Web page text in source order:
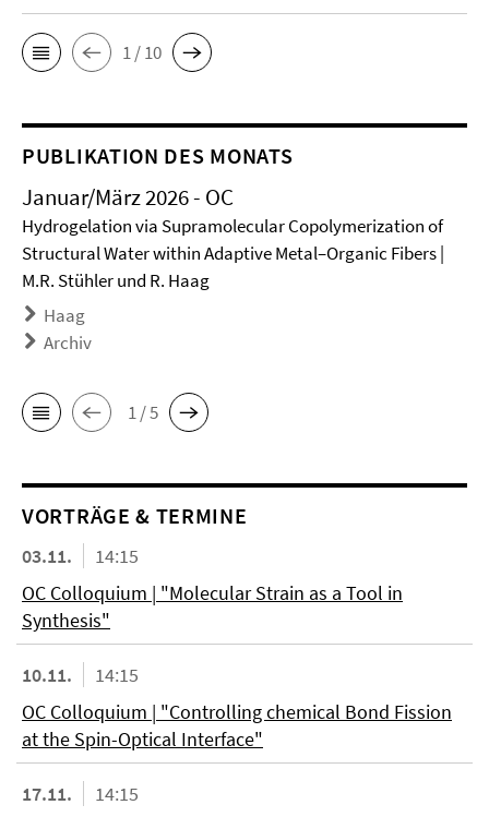
1 / 10
PUBLIKATION DES MONATS
Januar/März 2026 - OC
Hydrogelation via Supramolecular Copolymerization of
Structural Water within Adaptive Metal–Organic Fibers |
M.R. Stühler und R. Haag
Haag
Archiv
1 / 5
VORTRÄGE & TERMINE
03.11.
14:15
OC Colloquium | "Molecular Strain as a Tool in
Synthesis"
10.11.
14:15
OC Colloquium | "Controlling chemical Bond Fission
at the Spin-Optical Interface"
17.11.
14:15